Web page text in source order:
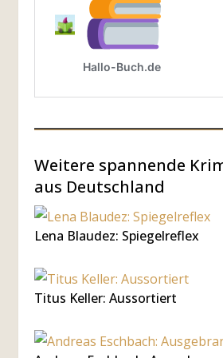
Weitere spannende
aus Deutschland
Lena Blaudez: Spiegelreflex
Titus Keller: Aussortiert